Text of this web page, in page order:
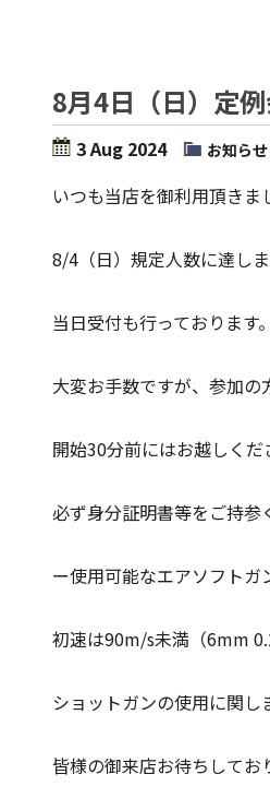
8月4日（日）定
3 Aug 2024 お知らせ
いつも当店を御利用頂きま
8/4（日）規定人数に達し
当日受付も行っております。
大変お手数ですが、参加の
開始30分前にはお越しくだ
必ず身分証明書等をご持参
ー使用可能なエアソフトガ
初速は90m/s未満（6mm
ショットガンの使用に関し
皆様の御来店お待ちしてお